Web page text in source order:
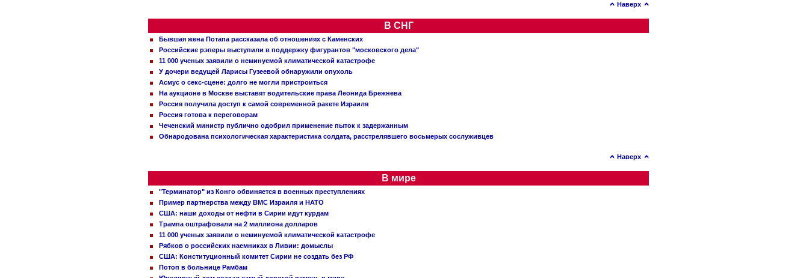
Наверх
В СНГ
Бывшая жена Потапа рассказала об отношениях с Каменских
Российские рэперы выступили в поддержку фигурантов "московского дела"
11 000 ученых заявили о неминуемой климатической катастрофе
У дочери ведущей Ларисы Гузеевой обнаружили опухоль
Асмус о секс-сцене: долго не могли пристроиться
На аукционе в Москве выставят водительские права Леонида Брежнева
Россия получила доступ к самой современной ракете Израиля
Россия готова к переговорам
Чеченский министр публично одобрил применение пыток к задержанным
Обнародована психологическая характеристика солдата, расстрелявшего восьмерых сослуживцев
Наверх
В мире
"Терминатор" из Конго обвиняется в военных преступлениях
Пример партнерства между ВМС Израиля и НАТО
США: наши доходы от нефти в Сирии идут курдам
Трампа оштрафовали на 2 миллиона долларов
11 000 ученых заявили о неминуемой климатической катастрофе
Рябков о российских наемниках в Ливии: домыслы
США: Конституционный комитет Сирии не создать без РФ
Потоп в больнице Рамбам